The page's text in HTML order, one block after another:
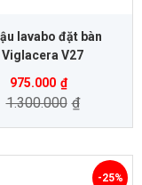
lavabo đặt bàn
Viglacera V27
975.000 ₫
1.300.000 ₫
-25%